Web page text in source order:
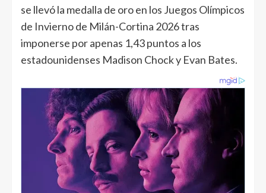
se llevó la medalla de oro en los Juegos Olímpicos
de Invierno de Milán-Cortina 2026 tras
imponerse por apenas 1,43 puntos a los
estadounidenses Madison Chock y Evan Bates.